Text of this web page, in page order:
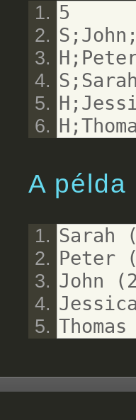
5
A példa
Sarah
Peter
John